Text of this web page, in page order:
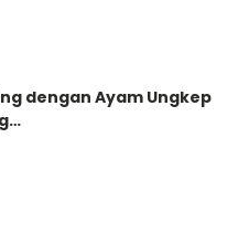
dengan Ayam Ungkep